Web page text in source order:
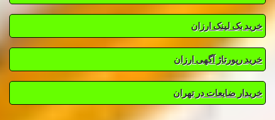
خرید بک لینک ارزان
خرید رپورتاژ آگهی ارزان
خریدار ضایعات در تهران